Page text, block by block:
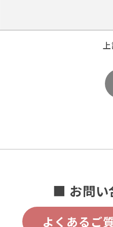
■ お問い
よくあるご